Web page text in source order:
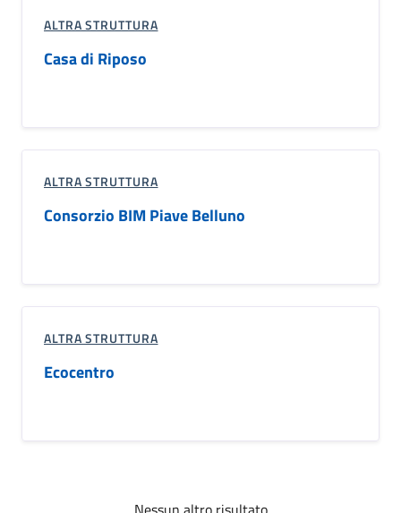
ALTRA STRUTTURA
Casa di Riposo
ALTRA STRUTTURA
Consorzio BIM Piave Belluno
ALTRA STRUTTURA
Ecocentro